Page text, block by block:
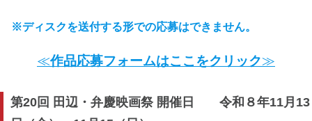
※ディスクを送付する形での応募はできません。
≪作品応募フォームはここをクリック≫
第20回 田辺・弁慶映画祭 開催日 令和８年11月13